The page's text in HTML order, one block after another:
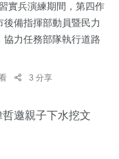
實兵演練期間，第四作
備指揮部動員暨民力
力任務部隊執行道路
3 分享